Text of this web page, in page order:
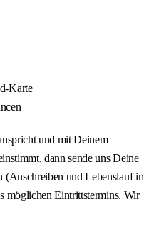
Karte
und mit Deinem
dann sende uns Deine
(Anschreiben und Lebenslauf in
möglichen Eintrittstermins. Wir